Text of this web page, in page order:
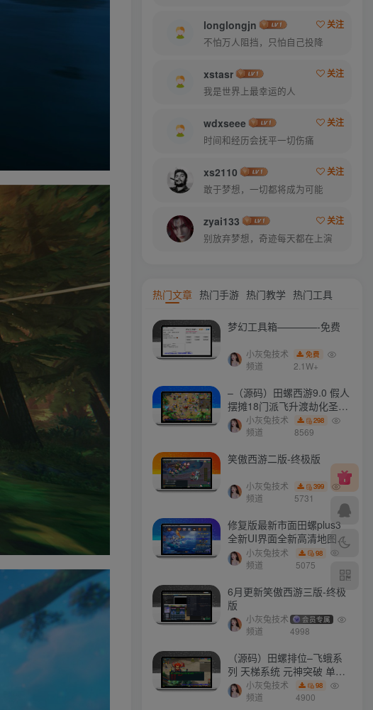
longlongjn
关注
不怕万人阻挡，只怕自己投降
xstasr
关注
我是世界上最幸运的人
wdxseee
关注
时间和经历会抚平一切伤痛
xs2110
关注
敢于梦想，一切都将成为可能
zyai133
关注
别放弃梦想，奇迹每天都在上演
热门文章 热门手游 热门教学 热门工具
梦幻工具箱————-免费
小灰兔技术
频道
免费
2.1W+
–（源码）田螺西游9.0 假人
摆摊18门派飞升渡劫化圣助
战最新BB谛听….
小灰兔技术
频道
298
8569
笑傲西游二版-终极版
小灰兔技术
频道
399
5731
修复版最新市面田螺plus3
全新UI界面全新高清地图18
门派 修复了后门ggeserver
打不开
小灰兔技术
频道
98
5075
6月更新笑傲西游三版-终极
版
小灰兔技术
频道
会员专属
4998
（源码）田螺排位–飞蛾系
列 天梯系统 元神突破 单机
免费 含GM工具
小灰兔技术
频道
98
4900